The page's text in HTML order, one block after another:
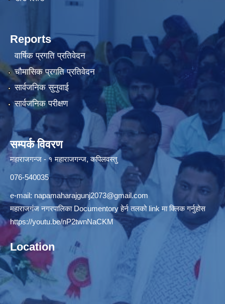
Reports
वार्षिक प्रगति प्रतिवेदन
चौमासिक प्रगति प्रतिवेदन
सार्वजनिक सुनुवाई
सार्वजनिक परीक्षण
सम्पर्क विवरण
महाराजगन्ज - १ महाराजगन्ज, कपिलवस्तु
076-540035
e-mail: napamaharajgunj2073@gmail.com
महाराजगंज नगरपालिका Documentory हेर्न तलको link मा क्लिक गर्नुहोस
https://youtu.be/nP2twnNaCKM
Location